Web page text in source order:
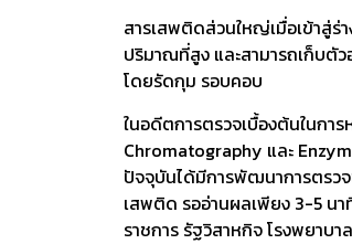
สารเสพติดส่วนใหญ่เมื่อเข้าสู่ร่
ปริมาณที่สูง และสามารถเก็บตัว
โดยรัดกุม รอบคอบ
ในอดีตการตรวจเบื้องต้นในกา
Chromatography และ
ปัจจุบันได้มีการพัฒนาการตรว
เสพติด รออ่านผลเพียง 3-5 น
ราชการ รัฐวิสาหกิจ โรงพยาบ